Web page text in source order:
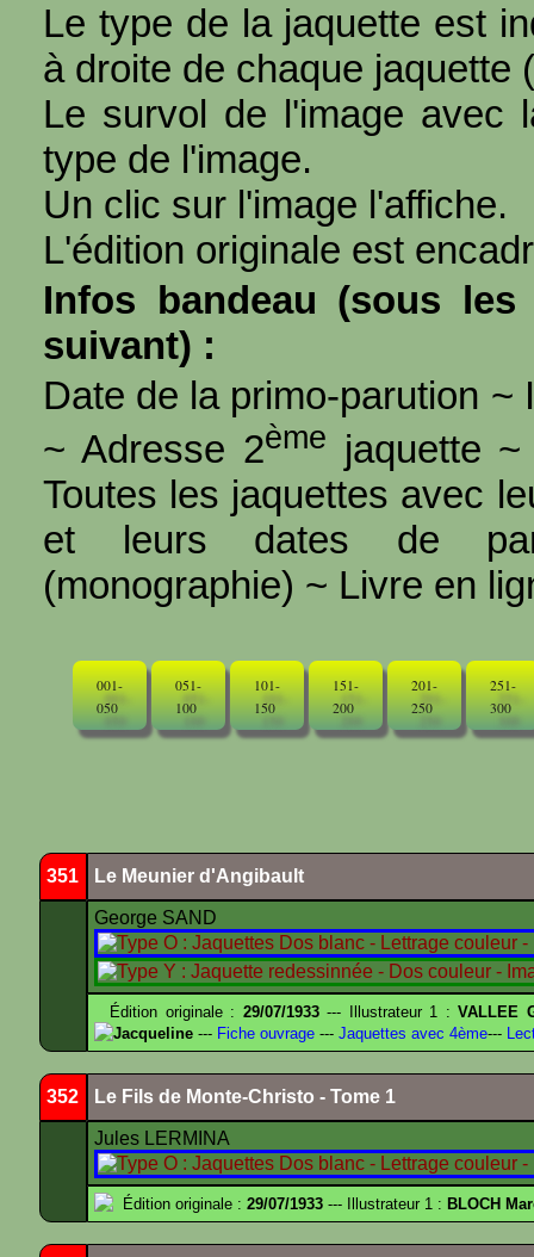
Le type de la jaquette est
à droite de chaque jaquette (
Le survol de l'image avec
type de l'image.
Un clic sur l'image l'affiche.
L'édition originale est
Infos bandeau (sous
suivant) :
Date de la primo-parution ~
~ Adresse 2ème jaquette
Toutes les jaquettes avec
et leurs dates de
(monographie) ~ Livre en
001-
050
051-
100
101-
150
151-
200
201-
250
251-
300
351 Le Meunier d'Angibault
George SAND
Édition originale : 29/07/1933--- Illustrateur 1 :VALLEE
Jacqueline --- Fiche ouvrage --- Jaquettes avec 4ème---
352 Le Fils de Monte-Christo - Tome 1
Jules LERMINA
Édition originale : 29/07/1933 --- Illustrateur 1 : BLOCH